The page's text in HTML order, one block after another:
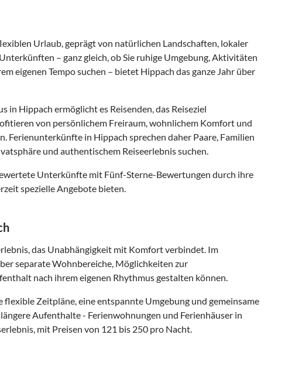
Urlaub, geprägt von natürlichen Landschaften, lokaler
– ganz gleich, ob Sie ruhige Umgebung, Aktivitäten
eigenen Tempo suchen – bietet Hippach das ganze Jahr über
Hippach ermöglicht es Reisenden, das Reiseziel
von persönlichem Freiraum, wohnlichem Komfort und
Ferienunterkünfte in Hippach sprechen daher Paare, Familien
und authentischem Reiseerlebnis suchen.
Unterkünfte mit Fünf-Sterne-Bewertungen durch ihre
spezielle Angebote bieten.
das Unabhängigkeit mit Komfort verbindet. Im
separate Wohnbereiche, Möglichkeiten zur
nach ihrem eigenen Rhythmus gestalten können.
Zeitpläne, eine entspannte Umgebung und gemeinsame
Aufenthalte - Ferienwohnungen und Ferienhäuser in
mit Preisen von 121 bis 250 pro Nacht.